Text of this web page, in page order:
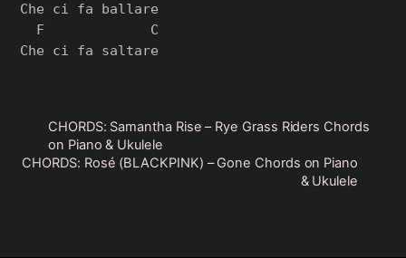
Che ci fa ballare
  F             C
CHORDS: Samantha Rise – Rye Grass Riders Chords
on Piano & Ukulele
CHORDS: Rosé (BLACKPINK) – Gone Chords on Piano
& Ukulele